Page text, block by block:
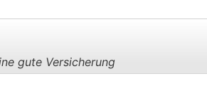
gute Versicherung